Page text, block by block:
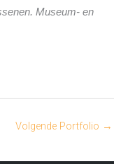
Museum- en
Volgende Portfolio →